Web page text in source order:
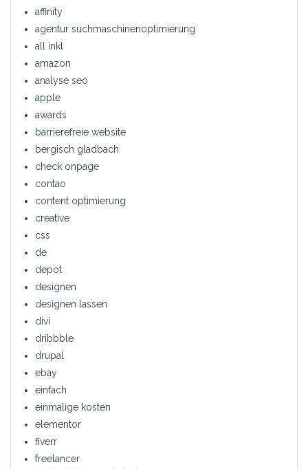
affinity
agentur suchmaschinenoptimierung
all inkl
amazon
analyse seo
apple
awards
barrierefreie website
bergisch gladbach
check onpage
contao
content optimierung
creative
css
de
depot
designen
designen lassen
divi
dribbble
drupal
ebay
einfach
einmalige kosten
elementor
fiverr
freelancer